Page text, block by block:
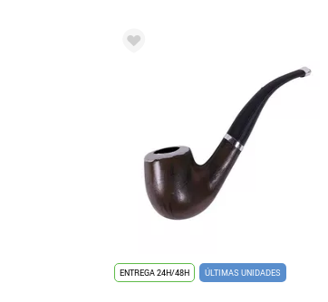
ENTREGA 24H/48H ÚLTIMAS UNIDADES